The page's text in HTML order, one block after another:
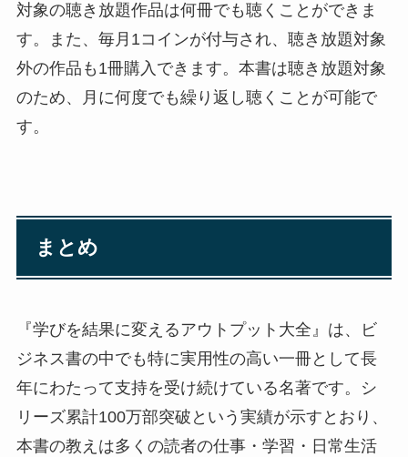
対象の聴き放題作品は何冊でも聴くことができま
す。また、毎月1コインが付与され、聴き放題対象
外の作品も1冊購入できます。本書は聴き放題対象
のため、月に何度でも繰り返し聴くことが可能で
す。
まとめ
『学びを結果に変えるアウトプット大全』は、ビ
ジネス書の中でも特に実用性の高い一冊として長
年にわたって支持を受け続けている名著です。シ
リーズ累計100万部突破という実績が示すとおり、
本書の教えは多くの読者の仕事・学習・日常生活